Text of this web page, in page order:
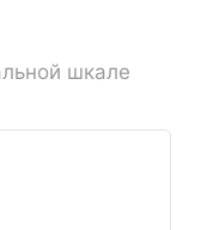
шкале